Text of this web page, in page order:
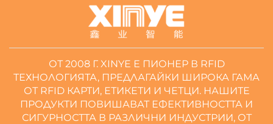
ОТ 2008 Г. XINYE Е ПИОНЕР В RFID
ТЕХНОЛОГИЯТА, ПРЕДЛАГАЙКИ ШИРОКА ГАМА
ОТ RFID КАРТИ, ЕТИКЕТИ И ЧЕТЦИ. НАШИТЕ
ПРОДУКТИ ПОВИШАВАТ ЕФЕКТИВНОСТТА И
СИГУРНОСТТА В РАЗЛИЧНИ ИНДУСТРИИ, ОТ